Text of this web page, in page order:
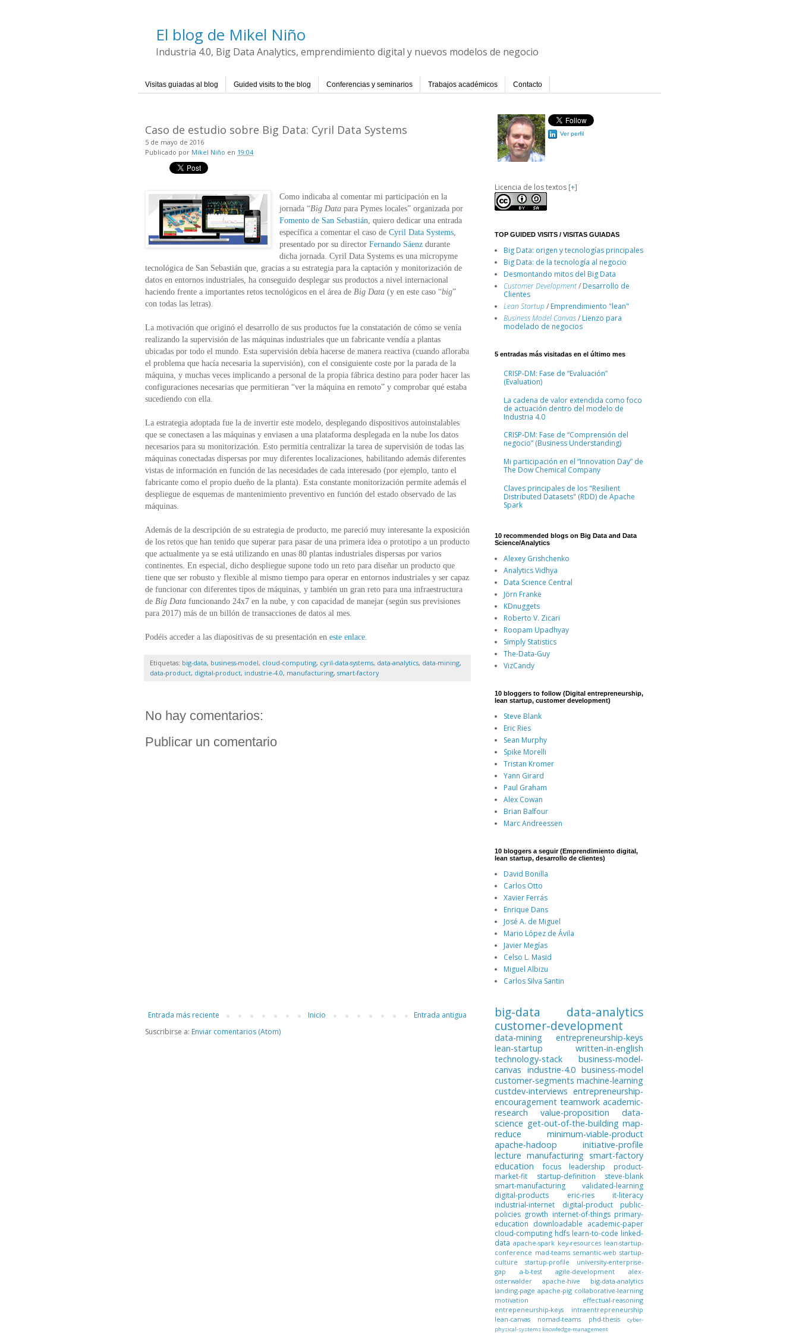
El blog de Mikel Niño
Industria 4.0, Big Data Analytics, emprendimiento digital y nuevos modelos de negocio
Visitas guiadas al blog Guided visits to the blog Conferencias y seminarios Trabajos académicos Contacto
Caso de estudio sobre Big Data: Cyril Data Systems
5 de mayo de 2016
Publicado por Mikel Niño en 19:04
Como indicaba al comentar mi participación en la
jornada “Big Data para Pymes locales” organizada por
Fomento de San Sebastián, quiero dedicar una entrada
específica a comentar el caso de Cyril Data Systems,
presentado por su director Fernando Sáenz durante
dicha jornada. Cyril Data Systems es una micropyme
tecnológica de San Sebastián que, gracias a su estrategia para la captación y monitorización de
datos en entornos industriales, ha conseguido desplegar sus productos a nivel internacional
haciendo frente a importantes retos tecnológicos en el área de Big Data (y en este caso “big”
con todas las letras).
La motivación que originó el desarrollo de sus productos fue la constatación de cómo se venía
realizando la supervisión de las máquinas industriales que un fabricante vendía a plantas
ubicadas por todo el mundo. Esta supervisión debía hacerse de manera reactiva (cuando afloraba
el problema que hacía necesaria la supervisión), con el consiguiente coste por la parada de la
máquina, y muchas veces implicando a personal de la propia fábrica destino para poder hacer las
configuraciones necesarias que permitieran “ver la máquina en remoto” y comprobar qué estaba
sucediendo con ella.
La estrategia adoptada fue la de invertir este modelo, desplegando dispositivos autoinstalables
que se conectasen a las máquinas y enviasen a una plataforma desplegada en la nube los datos
necesarios para su monitorización. Esto permitía centralizar la tarea de supervisión de todas las
máquinas conectadas dispersas por muy diferentes localizaciones, habilitando además diferentes
vistas de información en función de las necesidades de cada interesado (por ejemplo, tanto el
fabricante como el propio dueño de la planta). Esta constante monitorización permite además el
despliegue de esquemas de mantenimiento preventivo en función del estado observado de las
máquinas.
Además de la descripción de su estrategia de producto, me pareció muy interesante la exposición
de los retos que han tenido que superar para pasar de una primera idea o prototipo a un producto
que actualmente ya se está utilizando en unas 80 plantas industriales dispersas por varios
continentes. En especial, dicho despliegue supone todo un reto para diseñar un producto que
tiene que ser robusto y flexible al mismo tiempo para operar en entornos industriales y ser capaz
de funcionar con diferentes tipos de máquinas, y también un gran reto para una infraestructura
de Big Data funcionando 24x7 en la nube, y con capacidad de manejar (según sus previsiones
para 2017) más de un billón de transacciones de datos al mes.
Podéis acceder a las diapositivas de su presentación en este enlace.
Etiquetas: big-data, business-model, cloud-computing, cyril-data-systems, data-analytics, data-mining,
data-product, digital-product, industrie-4.0, manufacturing, smart-factory
No hay comentarios:
Publicar un comentario
Entrada más reciente Entrada antigua
Inicio
Suscribirse a: Enviar comentarios (Atom)
Ver perfil
Licencia de los textos [+]
TOP GUIDED VISITS / VISITAS GUIADAS
Big Data: origen y tecnologías principales
Big Data: de la tecnología al negocio
Desmontando mitos del Big Data
Customer Development/ Desarrollo de
Clientes
Lean Startup/ Emprendimiento "lean"
Business Model Canvas/ Lienzo para
modelado de negocios
5 entradas más visitadas en el último mes
CRISP-DM: Fase de “Evaluación”
(Evaluation)
La cadena de valor extendida como foco
de actuación dentro del modelo de
Industria 4.0
CRISP-DM: Fase de “Comprensión del
negocio” (Business Understanding)
Mi participación en el “Innovation Day” de
The Dow Chemical Company
Claves principales de los "Resilient
Distributed Datasets" (RDD) de Apache
Spark
10 recommended blogs on Big Data and Data
Science/Analytics
Alexey Grishchenko
Analytics Vidhya
Data Science Central
Jörn Franke
KDnuggets
Roberto V. Zicari
Roopam Upadhyay
Simply Statistics
The-Data-Guy
VizCandy
10 bloggers to follow (Digital entrepreneurship,
lean startup, customer development)
Steve Blank
Eric Ries
Sean Murphy
Spike Morelli
Tristan Kromer
Yann Girard
Paul Graham
Alex Cowan
Brian Balfour
Marc Andreessen
10 bloggers a seguir (Emprendimiento digital,
lean startup, desarrollo de clientes)
David Bonilla
Carlos Otto
Xavier Ferrás
Enrique Dans
José A. de Miguel
Mario López de Ávila
Javier Megías
Celso L. Masid
Miguel Albizu
Carlos Silva Santin
big-data
data-analytics
customer-development
data-mining
entrepreneurship-keys
lean-startup
written-in-english
technology-stack
business-model-
canvas industrie-4.0 business-model
customer-segments machine-learning
custdev-interviews entrepreneurship-
encouragement teamwork academic-
research
value-proposition
data-
science get-out-of-the-building map-
reduce
minimum-viable-product
apache-hadoop
initiative-profile
lecture manufacturing smart-factory
education
focus leadership
product-
market-fit
startup-definition
steve-blank
smart-manufacturing
validated-learning
digital-products
eric-ries
it-literacy
industrial-internet
digital-product
public-
policies growth internet-of-things primary-
education downloadable academic-paper
cloud-computing hdfs learn-to-code linked-
data apache-spark key-resources lean-startup-
conference mad-teams semantic-web startup-
culture
startup-profile
university-enterprise-
gap
a-b-test agile-development
alex-
osterwalder
apache-hive
big-data-analytics
landing-page apache-pig collaborative-learning
motivation
effectual-reasoning
entrepeneurship-keys
intraentrepreneurship
lean-canvas
nomad-teams phd-thesis
cyber-
physical-systems knowledge-management